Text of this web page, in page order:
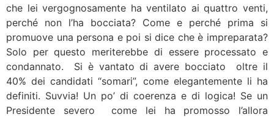
che lei vergognosamente ha ventilato ai quattro venti,
perché non l’ha bocciata? Come e perché prima si
promuove una persona e poi si dice che è impreparata?
Solo per questo meriterebbe di essere processato e
condannato. Si è vantato di avere bocciato oltre il
40% dei candidati “somari”, come elegantemente li ha
definiti. Suvvia! Un po’ di coerenza e di logica! Se un
Presidente severo come lei ha promosso l’allora